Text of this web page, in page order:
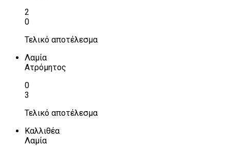
2
0
Τελικό αποτέλεσμα
Λαμία
Ατρόμητος
0
3
Τελικό αποτέλεσμα
Καλλιθέα
Λαμία